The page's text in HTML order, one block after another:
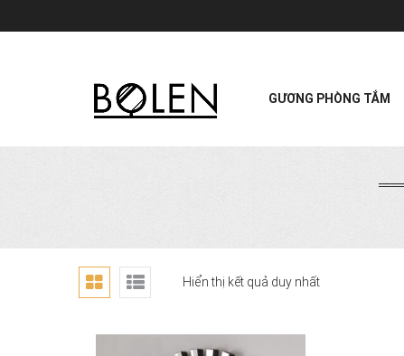
GƯƠNG PHÒNG TẮM
Hiển thị kết quả duy nhất